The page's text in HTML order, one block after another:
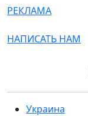
РЕКЛАМА
НАПИСАТЬ НАМ
Украина